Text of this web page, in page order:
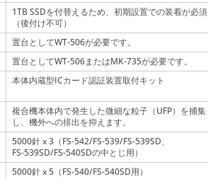
1TB SSDを付替えるため、初期設置での装着が必須
（後付け不可）
置台としてWT-506が必要です。
置台としてWT-506またはMK-735が必要です。
本体内蔵型ICカード認証装置取付キット
複合機本体内で発生した微細な粒子（UFP）を捕集
し、機外への排出を抑えます。
5000針 x 3（FS-542/FS-539/FS-539SD、
FS-539SD/FS-540SDの中とじ用）
5000針 x 5（FS-540/FS-540SD用）